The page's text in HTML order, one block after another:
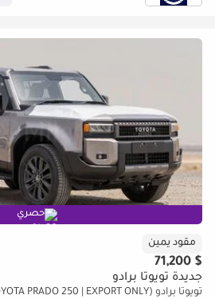
حصري
مقود يمين
$ 71,200
جديدة تويوتا برادو
تويوتا برادو (RHD) TOYOTA PRADO 250 | EXPORT ONLY (للتصدير فقط)